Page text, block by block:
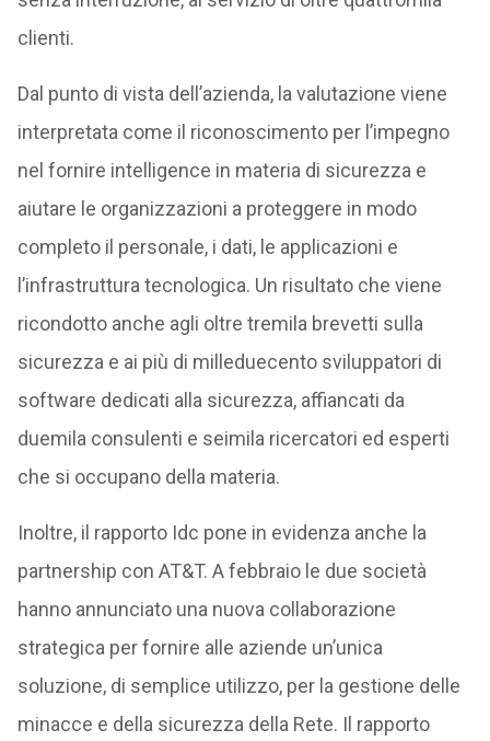
clienti.
Dal punto di vista dell’azienda, la valutazione viene
interpretata come il riconoscimento per l’impegno
nel fornire intelligence in materia di sicurezza e
aiutare le organizzazioni a proteggere in modo
completo il personale, i dati, le applicazioni e
l’infrastruttura tecnologica. Un risultato che viene
ricondotto anche agli oltre tremila brevetti sulla
sicurezza e ai più di milleduecento sviluppatori di
software dedicati alla sicurezza, affiancati da
duemila consulenti e seimila ricercatori ed esperti
che si occupano della materia.
Inoltre, il rapporto Idc pone in evidenza anche la
partnership con AT&T. A febbraio le due società
hanno annunciato una nuova collaborazione
strategica per fornire alle aziende un’unica
soluzione, di semplice utilizzo, per la gestione delle
minacce e della sicurezza della Rete. Il rapporto